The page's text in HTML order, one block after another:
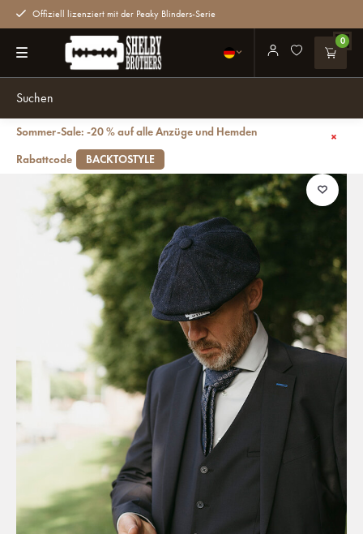
Offiziell lizenziert mit der Peaky Blinders-Serie
0
Sommer-Sale: -20 % auf alle Anzüge und Hemden
Rabattcode
BACKTOSTYLE
Archie-Mütze | marineblau | 8-Panels | 100% Wolle Twill